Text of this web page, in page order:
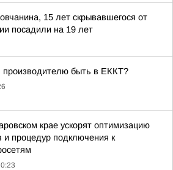
15 лет скрывавшегося от
посадили на 19 лет
производителю быть в ЕККТ?
крае ускорят оптимизацию
и процедур подключения к